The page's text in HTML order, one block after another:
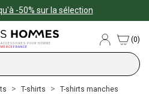
-50% sur la sélection
POUR HOMME
FRANCE
(0)
T-shirts
T-shirts manches